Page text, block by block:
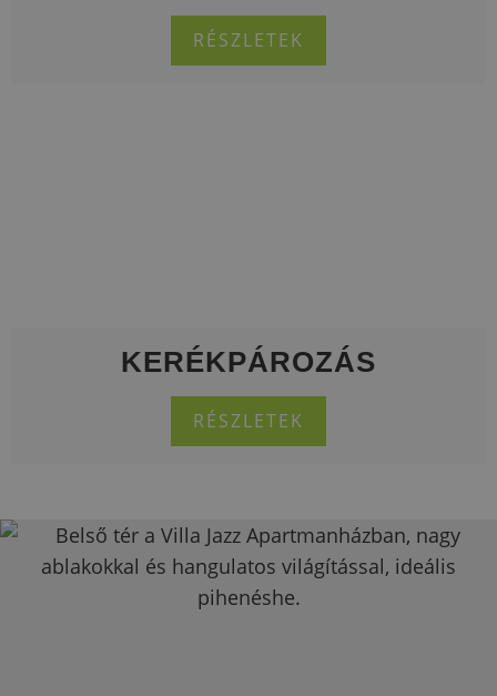
RÉSZLETEK
KERÉKPÁROZÁS
RÉSZLETEK